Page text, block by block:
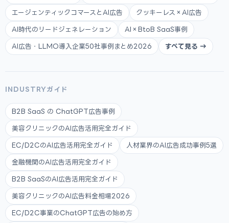
エージェンティックコマースとAI広告 クッキーレス×AI広告
AI時代のリードジェネレーション AI×BtoB SaaS事例
AI広告・LLMO導入企業50社事例まとめ2026 すべて見る →
INDUSTRYガイド
B2B SaaS の ChatGPT広告事例
美容クリニックのAI広告活用完全ガイド
EC/D2CのAI広告活用完全ガイド 人材業界のAI広告成功事例5選
金融機関のAI広告活用完全ガイド
B2B SaaSのAI広告活用完全ガイド
美容クリニックのAI広告料金相場2026
EC/D2C事業のChatGPT広告の始め方